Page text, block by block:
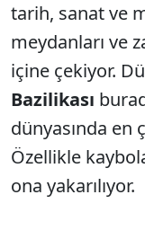
tarih, sanat ve
meydanları ve
içine çekiyor.
Bazilikası
dünyasında en
Özellikle
ona yakarılıyor.